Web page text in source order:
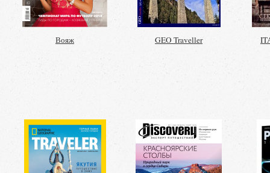
Вояж GEO Traveller